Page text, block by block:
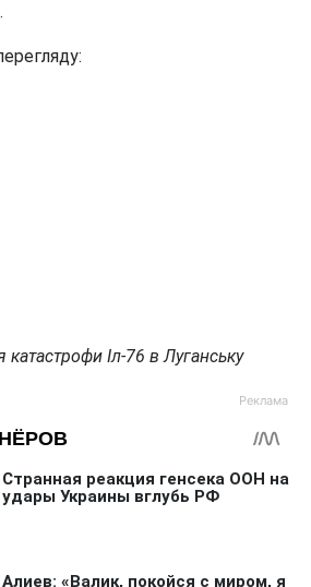
катастрофи Іл-76 в Луганську